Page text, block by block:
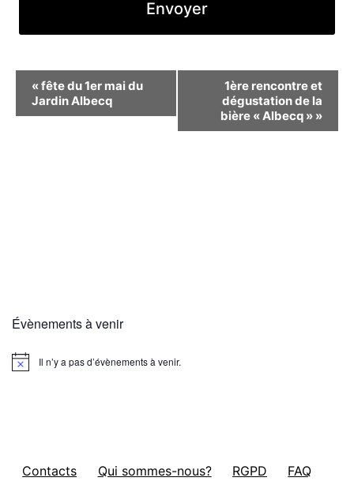
Navigation
Évènement
«fête du 1er mai du
Jardin Albecq
1ère rencontre et
dégustation de la
bière « Albecq » »
Évènements à venir
Notice Il n’y a pas d’évènements à venir.
Contacts Qui sommes-nous? RGPD FAQ